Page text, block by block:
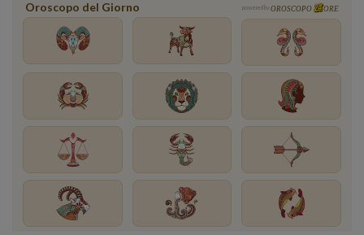
Oroscopo del Giorno powered by OROSCOPO ORE